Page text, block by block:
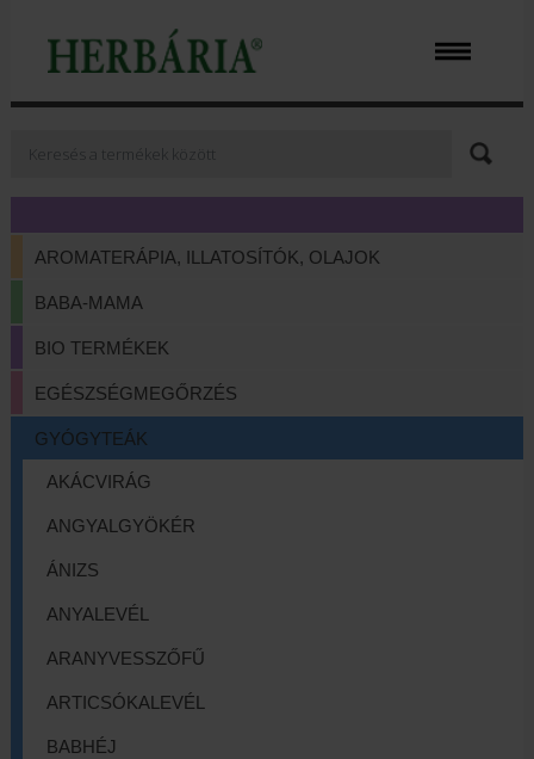
AROMATERÁPIA, ILLATOSÍTÓK, OLAJOK
BABA-MAMA
BIO TERMÉKEK
EGÉSZSÉGMEGŐRZÉS
GYÓGYTEÁK
AKÁCVIRÁG
ANGYALGYÖKÉR
ÁNIZS
ANYALEVÉL
ARANYVESSZŐFŰ
ARTICSÓKALEVÉL
BABHÉJ